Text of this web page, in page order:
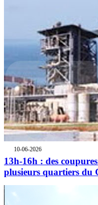
10-06-2026
13h-16h : des
plusieurs quartiers du